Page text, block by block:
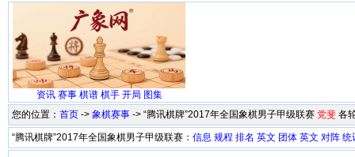
资讯 赛事 棋谱 棋手 开局 图集
您的位置： 首页 -> 象棋赛事 -> “腾讯棋牌”2017年全国象棋男子甲级联赛 党斐 各
“腾讯棋牌”2017年全国象棋男子甲级联赛： 信息 规程 排名 英文 团体 英文 对阵 统